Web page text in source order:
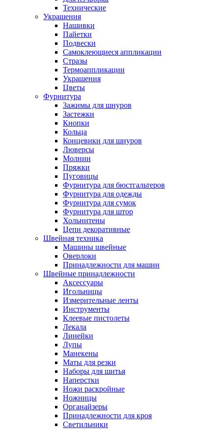
Технические
Украшения
Нашивки
Пайетки
Подвески
Самоклеющиеся аппликации
Стразы
Термоаппликации
Украшения
Цветы
Фурнитура
Зажимы для шнуров
Застежки
Кнопки
Кольца
Концевики для шнуров
Люверсы
Молнии
Пряжки
Пуговицы
Фурнитура для бюстгальтеров
Фурнитура для одежды
Фурнитура для сумок
Фурнитура для штор
Хольнитены
Цепи декоративные
Швейная техника
Машины швейные
Оверлоки
Принадлежности для машин
Швейные принадлежности
Аксессуары
Игольницы
Измерительные ленты
Инструменты
Клеевые пистолеты
Лекала
Линейки
Лупы
Манекены
Маты для резки
Наборы для шитья
Наперстки
Ножи раскройные
Ножницы
Органайзеры
Принадлежности для кроя
Светильники